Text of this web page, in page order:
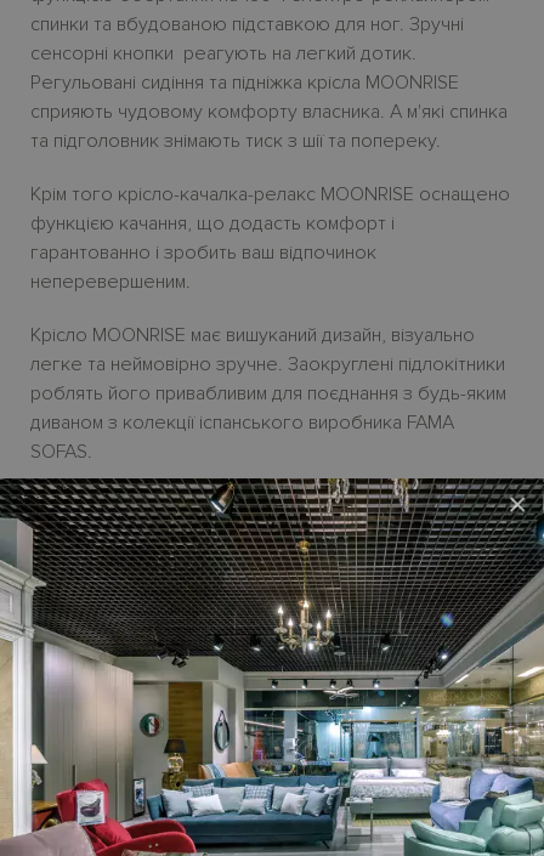
×
спинки та вбудованою підставкою для ног. Зручні
сенсорні кнопки реагують на легкий дотик.
Регульовані сидіння та підніжка крісла MOONRISE
сприяють чудовому комфорту власника. А м'які спинка
та підголовник знімають тиск з шії та попереку.
Крім того крісло-качалка-релакс MOONRISE оснащено
функцією качання, що додасть комфорт і
гарантованно і зробить ваш відпочинок
неперевершеним.
Крісло MOONRISE має вишуканий дизайн, візуально
легке та неймовірно зручне. Заокруглені підлокітники
роблять його привабливим для поєднання з будь-яким
диваном з колекції іспанського виробника FAMA
SOFAS.
Крісло доступне до замовлення у моторизованій
версії. Можно обрати оббивку з тканини або шкіри по
зразкам виробника. Усі актуальні зразки оббивки є у
дилерському салонi HABITARE interiors.
Ціна кріслаMOONRISE з електричним реклайнером
на сайті вказана в натуральній шкірі.
Крісло MOONRISE виготовляється під замовлення.
Термін постачання з Іспаніїдо 3,5 місяців.
Гарантійний термін- 18 місяців.